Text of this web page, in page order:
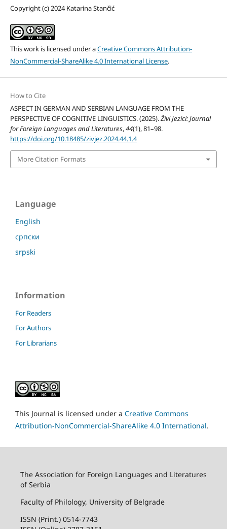
Copyright (c) 2024 Katarina Stančić
This work is licensed under aCreative Commons Attribution-
NonCommercial-ShareAlike 4.0 International License.
How to Cite
ASPECT IN GERMAN AND SERBIAN LANGUAGE FROM THE
PERSPECTIVE OF COGNITIVE LINGUISTICS. (2025).Živi Jezici: Journal
for Foreign Languages and Literatures,44(1), 81–98.
https://doi.org/10.18485/zivjez.2024.44.1.4
More Citation Formats
Language
English
српски
srpski
Information
For Readers
For Authors
For Librarians
This Journal is licensed under a Creative Commons
Attribution-NonCommercial-ShareAlike 4.0 International.
The Association for Foreign Languages and Literatures
of Serbia
Faculty of Philology, University of Belgrade
ISSN (Print.) 0514-7743